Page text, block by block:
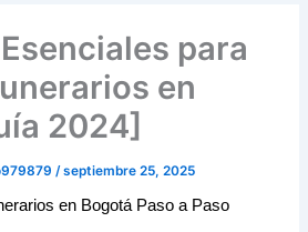
para
en
2024]
/septiembre 25, 2025
en Bogotá Paso a Paso